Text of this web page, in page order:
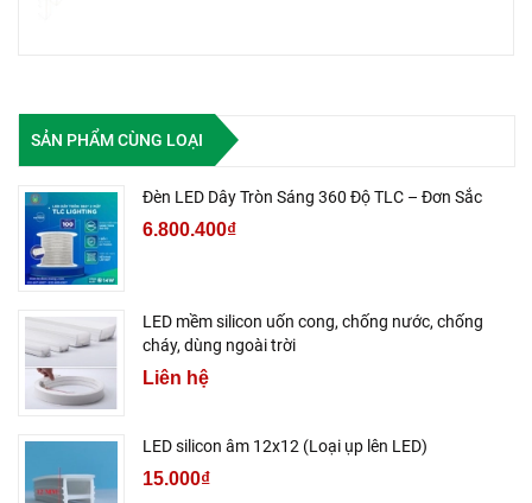
SẢN PHẨM CÙNG LOẠI
Đèn LED Dây Tròn Sáng 360 Độ TLC – Đơn Sắc
6.800.400₫
LED mềm silicon uốn cong, chống nước, chống
cháy, dùng ngoài trời
Liên hệ
LED silicon âm 12x12 (Loại ụp lên LED)
15.000₫